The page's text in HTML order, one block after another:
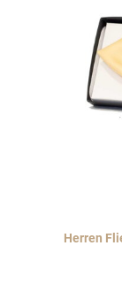
Herren